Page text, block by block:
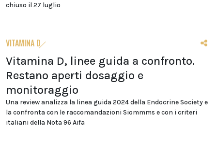
chiuso il 27 luglio
VITAMINA D
Vitamina D, linee guida a confronto.
Restano aperti dosaggio e
monitoraggio
Una review analizza la linea guida 2024 della Endocrine Society e
la confronta con le raccomandazioni Siommms e con i criteri
italiani della Nota 96 Aifa